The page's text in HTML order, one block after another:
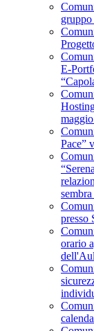
E-
Pace”
presso
orario